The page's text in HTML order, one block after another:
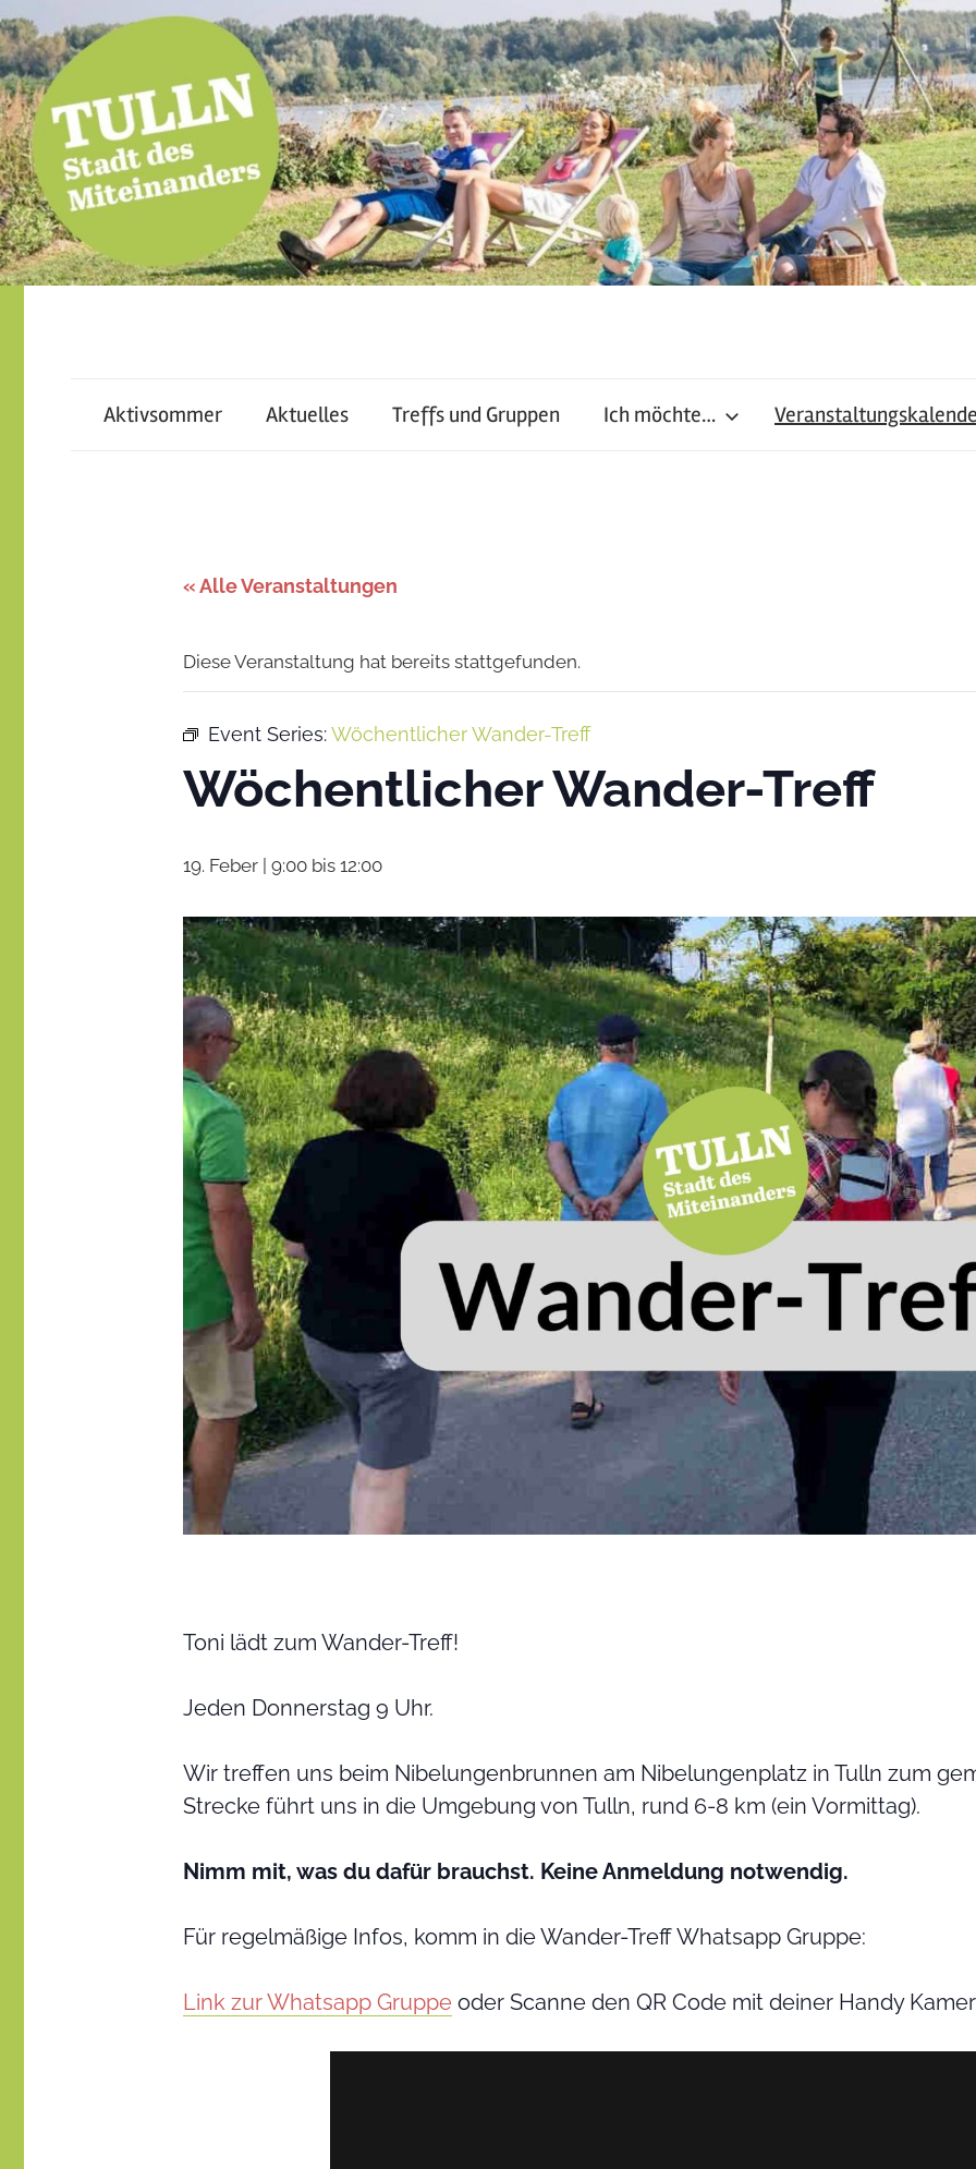
Skip
to
content
Miteinanders
Aktivsommer Aktuelles Treffs und Gruppen Ich möchte…
« Alle Veranstaltungen
Diese Veranstaltung hat bereits stattgefunden.
Event Series:Wöchentlicher Wander-Treff
Wöchentlicher Wander-Treff
19. Feber | 9:00 bis 12:00
Toni lädt zum Wander-Treff!
Jeden Donnerstag 9 Uhr.
Wir treffen uns beim Nibelungenbrunnen am Nibelungenplatz in Tulln zum
Strecke führt uns in die Umgebung von Tulln, rund 6-8 km (ein Vormittag).
Nimm mit, was du dafür brauchst. Keine Anmeldung notwendig.
Für regelmäßige Infos, komm in die Wander-Treff Whatsapp Gruppe:
Link zur Whatsapp Gruppe oder Scanne den QR Code mit deiner Handy